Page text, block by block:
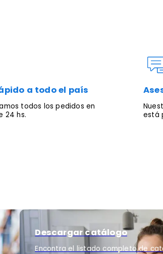
a todo el país
todos los pedidos en
24 hs.
está
Descargar catálogo
Encontra el listado completo de